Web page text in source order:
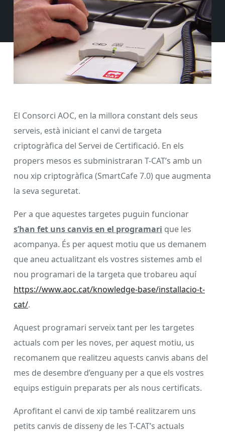
El Consorci AOC, en la millora constant dels seus
serveis, està iniciant el canvi de targeta
criptogràfica del Servei de Certificació. En els
propers mesos es subministraran T-CAT’s amb un
nou xip criptogràfica (SmartCafe 7.0) que augmenta
la seva seguretat.
Per a que aquestes targetes puguin funcionar
s’han fet uns canvis en el programari que les
acompanya. És per aquest motiu que us demanem
que aneu actualitzant els vostres sistemes amb el
nou programari de la targeta que trobareu aquí
https://www.aoc.cat/knowledge-base/installacio-t-
cat/.
Aquest programari serveix tant per les targetes
actuals com per les noves, per aquest motiu, us
recomanem que realitzeu aquests canvis abans del
mes de desembre d’enguany per a que els vostres
equips estiguin preparats per als nous certificats.
Aprofitant el canvi de xip també realitzarem uns
petits canvis de disseny de les T-CAT’s actuals